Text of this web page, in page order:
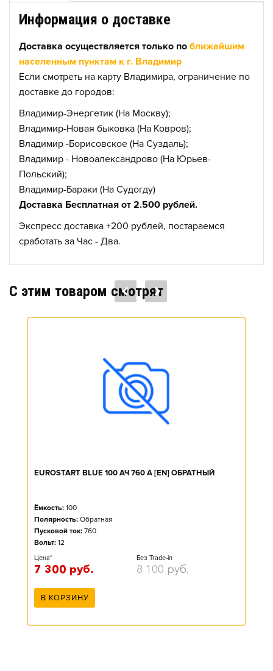
Информация о доставке
Доставка осуществляется только по ближайшим
населенным пунктам к г. Владимир
Если смотреть на карту Владимира, ограничение по
доставке до городов:
Владимир-Энергетик (На Москву);
Владимир-Новая быковка (На Ковров);
Владимир -Борисовское (На Суздаль);
Владимир - Новоалександрово (На Юрьев-
Польский);
Владимир-Бараки (На Судогду)
Доставка Бесплатная от 2.500 рублей.
Экспресс доставка +200 рублей, постараемся
сработать за Час - Два.
C этим товаром смотрят
EUROSTART BLUE 100 АЧ 760 А [EN] ОБРАТНЫЙ
Ёмкость: 100
Полярность: Обратная
Пусковой ток: 760
Вольт: 12
Цена*
7 300 руб.
Без Trade-in
8 100 руб.
В КОРЗИНУ